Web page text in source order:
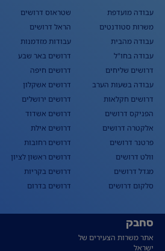
עבודה מועדפת
משרות סטודנטים
עבודה מהבית
עבודה בחו"ל
דרושים שליחים
עבודה בשעות הערב
דרושים חקלאות
הפניקס דרושים
אלקטרה דרושים
פרטנר דרושים
וולט דרושים
מגדל דרושים
סלקום דרושים
שטראוס דרושים
הראל דרושים
עבודות מזדמנות
דרושים באר שבע
דרושים חיפה
דרושים אשקלון
דרושים ירושלים
דרושים אשדוד
דרושים אילת
דרושים רחובות
דרושים ראשון לציון
דרושים בקריות
דרושים בדרום
סחבק
אתר משרות הצעירים של
ישראל